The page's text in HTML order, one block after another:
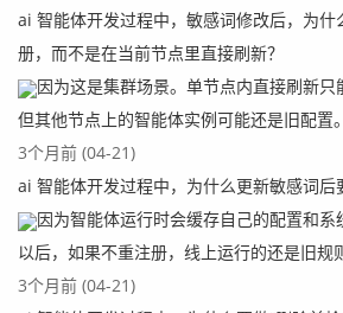
ai 智能体开发过程中，敏感词修改后，为什
册，而不是在当前节点里直接刷新？
因为这是集群场景。单节点内直接刷新只
但其他节点上的智能体实例可能还是旧配置
3个月前 (04-21)
ai 智能体开发过程中，为什么更新敏感词后
因为智能体运行时会缓存自己的配置和系
以后，如果不重注册，线上运行的还是旧规
3个月前 (04-21)